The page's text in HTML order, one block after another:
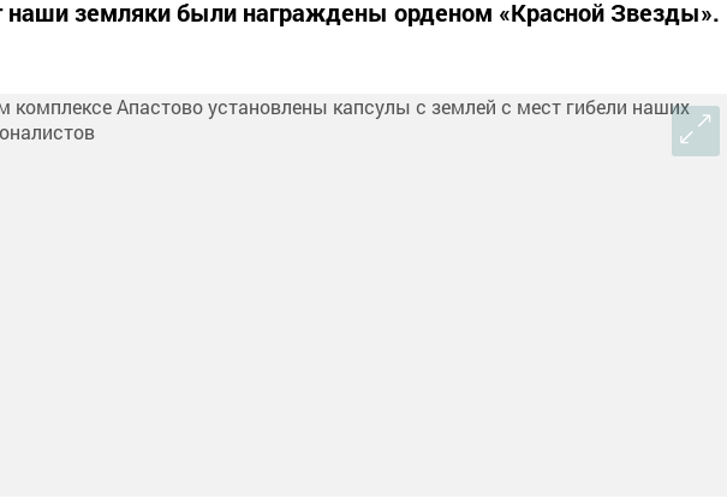
наши земляки были награждены орденом «Красной Звезды».